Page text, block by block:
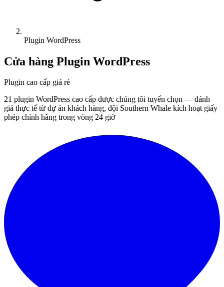
Plugin WordPress
Cửa hàng Plugin WordPress
Plugin cao cấp giá rẻ
21 plugin WordPress cao cấp được chúng tôi tuyển chọn — đánh
giá thực tế từ dự án khách hàng, đội Southern Whale kích hoạt giấy
phép chính hãng trong vòng 24 giờ